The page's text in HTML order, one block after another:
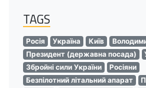
TAGS
Росія Україна Київ
Президент (державна посада)
Збройні сили України
Росіяни
Безпілотний літальний апарат